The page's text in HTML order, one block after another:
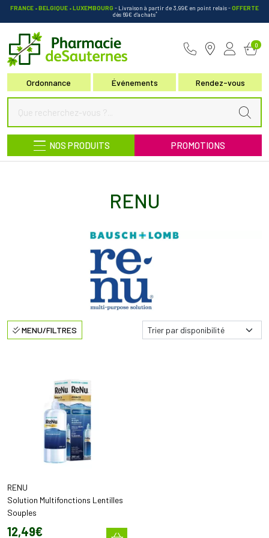
FRANCE • BELGIQUE • LUXEMBOURG - Livraison à partir de 3,99€ en point relais-OFFERTE
dès 69€ d’achats*
Ordonnance Événements Rendez-vous
0
NOS PRODUITS PROMOTIONS
RENU
MENU/FILTRES
RENU
Solution Multifonctions Lentilles
Souples
12,49€